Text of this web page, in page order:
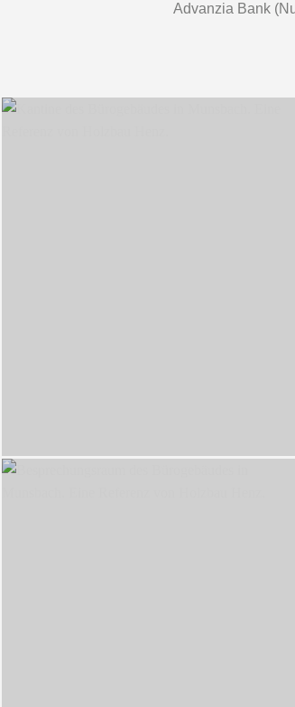
Advanzia Bank